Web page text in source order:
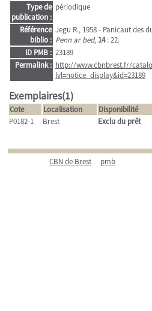
Type de
publication :
périodique
Référence
biblio :
Jegu R., 1958 - Panicaut des
Penn ar bed, 14: 22.
ID PMB : 23189
Permalink : http://www.cbnbrest.fr/
lvl=notice_display&id=23189
Exemplaires(1)
Cote Localisation
Disponibilité
P0182-1
Brest Exclu du prêt
CBN de Brest pmb